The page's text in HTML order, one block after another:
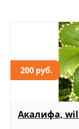
200 руб.
Акалифа,